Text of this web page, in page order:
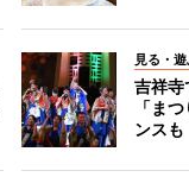
見る・
吉祥寺
「ま
ンスも